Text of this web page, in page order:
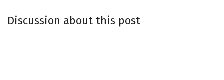
Discussion about this post